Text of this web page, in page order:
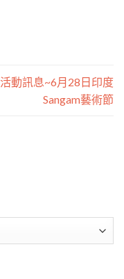
活動訊息~6月28日印度
Sangam藝術節